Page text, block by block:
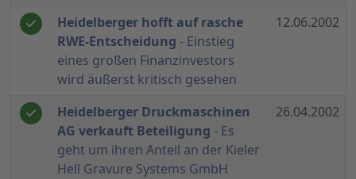
Heidelberger hofft auf rasche
RWE-Entscheidung - Einstieg
eines großen Finanzinvestors
wird äußerst kritisch gesehen
12.06.2002
Heidelberger Druckmaschinen
AG verkauft Beteiligung - Es
geht um ihren Anteil an der Kieler
Hell Gravure Systems GmbH
26.04.2002